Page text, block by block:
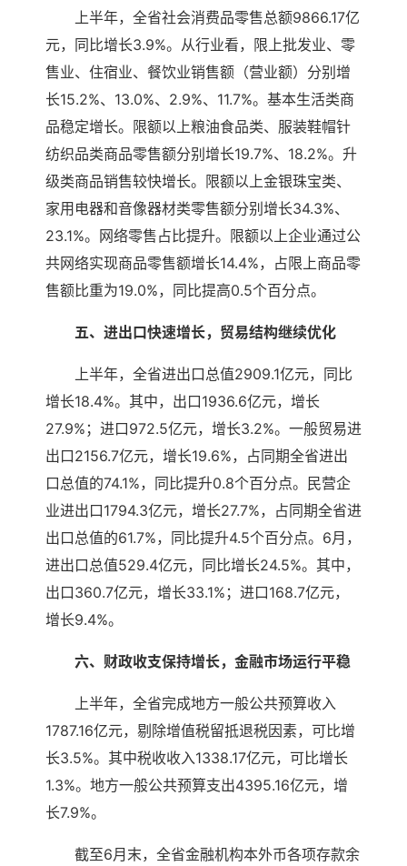
上半年，全省社会消费品零售总额9866.17亿
元，同比增长3.9%。从行业看，限上批发业、零
售业、住宿业、餐饮业销售额（营业额）分别增
长15.2%、13.0%、2.9%、11.7%。基本生活类商
品稳定增长。限额以上粮油食品类、服装鞋帽针
纺织品类商品零售额分别增长19.7%、18.2%。升
级类商品销售较快增长。限额以上金银珠宝类、
家用电器和音像器材类零售额分别增长34.3%、
23.1%。网络零售占比提升。限额以上企业通过公
共网络实现商品零售额增长14.4%，占限上商品零
售额比重为19.0%，同比提高0.5个百分点。
五、进出口快速增长，贸易结构继续优化
上半年，全省进出口总值2909.1亿元，同比
增长18.4%。其中，出口1936.6亿元，增长
27.9%；进口972.5亿元，增长3.2%。一般贸易进
出口2156.7亿元，增长19.6%，占同期全省进出
口总值的74.1%，同比提升0.8个百分点。民营企
业进出口1794.3亿元，增长27.7%，占同期全省进
出口总值的61.7%，同比提升4.5个百分点。6月，
进出口总值529.4亿元，同比增长24.5%。其中，
出口360.7亿元，增长33.1%；进口168.7亿元，
增长9.4%。
六、财政收支保持增长，金融市场运行平稳
上半年，全省完成地方一般公共预算收入
1787.16亿元，剔除增值税留抵退税因素，可比增
长3.5%。其中税收收入1338.17亿元，可比增长
1.3%。地方一般公共预算支出4395.16亿元，增
长7.9%。
截至6月末，全省金融机构本外币各项存款余